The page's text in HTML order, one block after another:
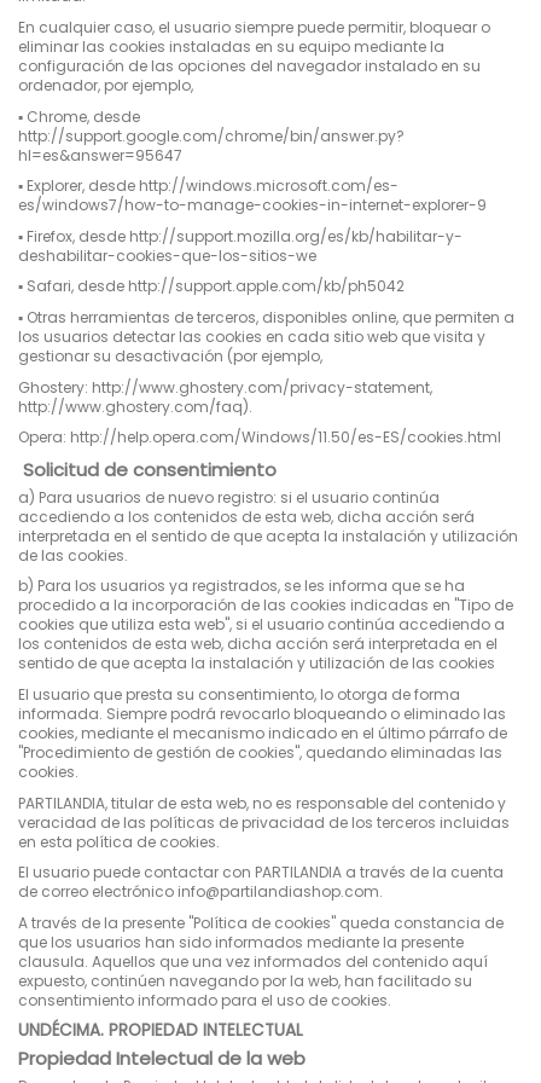
En cualquier caso, el usuario siempre puede permitir, bloquear o
eliminar las cookies instaladas en su equipo mediante la
configuración de las opciones del navegador instalado en su
ordenador, por ejemplo,
▪ Chrome, desde
http://support.google.com/chrome/bin/answer.py?
hl=es&answer=95647
▪ Explorer, desde http://windows.microsoft.com/es-
es/windows7/how-to-manage-cookies-in-internet-explorer-9
▪ Firefox, desde http://support.mozilla.org/es/kb/habilitar-y-
deshabilitar-cookies-que-los-sitios-we
▪ Safari, desde http://support.apple.com/kb/ph5042
▪ Otras herramientas de terceros, disponibles online, que permiten a
los usuarios detectar las cookies en cada sitio web que visita y
gestionar su desactivación (por ejemplo,
Ghostery: http://www.ghostery.com/privacy-statement,
http://www.ghostery.com/faq).
Opera: http://help.opera.com/Windows/11.50/es-ES/cookies.html
Solicitud de consentimiento
a) Para usuarios de nuevo registro: si el usuario continúa
accediendo a los contenidos de esta web, dicha acción será
interpretada en el sentido de que acepta la instalación y utilización
de las cookies.
b) Para los usuarios ya registrados, se les informa que se ha
procedido a la incorporación de las cookies indicadas en "Tipo de
cookies que utiliza esta web", si el usuario continúa accediendo a
los contenidos de esta web, dicha acción será interpretada en el
sentido de que acepta la instalación y utilización de las cookies
El usuario que presta su consentimiento, lo otorga de forma
informada. Siempre podrá revocarlo bloqueando o eliminado las
cookies, mediante el mecanismo indicado en el último párrafo de
"Procedimiento de gestión de cookies", quedando eliminadas las
cookies.
PARTILANDIA, titular de esta web, no es responsable del contenido y
veracidad de las políticas de privacidad de los terceros incluidas
en esta política de cookies.
El usuario puede contactar con PARTILANDIA a través de la cuenta
de correo electrónico info@partilandiashop.com.
A través de la presente "Política de cookies" queda constancia de
que los usuarios han sido informados mediante la presente
clausula. Aquellos que una vez informados del contenido aquí
expuesto, continúen navegando por la web, han facilitado su
consentimiento informado para el uso de cookies.
UNDÉCIMA. PROPIEDAD INTELECTUAL
Propiedad Intelectual de la web